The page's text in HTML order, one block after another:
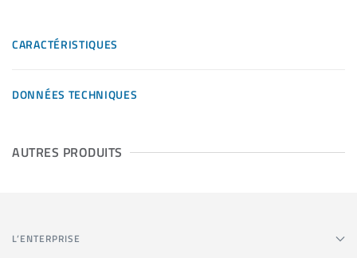
CARACTÉRISTIQUES
DONNÉES TECHNIQUES
AUTRES PRODUITS
L’ENTERPRISE